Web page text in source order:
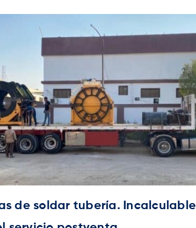
de soldar tubería. Incalculable